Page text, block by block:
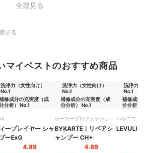
全部見る
する
マイベストのおすすめ商品
洗浄力（女性向け）
No.1
修成分の充実度（成
分析） No.1
ープレイヤー シャ
ーExG
4.89
洗浄力（女性向け）
No.1
補修成分の充実度（成
分分析） No.1
ホーユープロフェッショナ
ル
BYKARTE ｜ リペアシ
ャンプー CH+
4.89
洗浄力（
No.1
補修成分
分分析）
ハホニコ
LEVULI